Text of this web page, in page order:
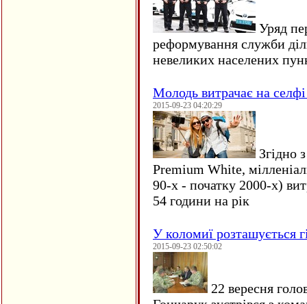
Уряд
реформування служби
невеликих населених
Молодь витрачає на
2015-09-23 04:20:29
Згідно
Premium White,
90-х - початку 2000-х)
54 години на рік
У коломиї розташується
2015-09-23 02:50:02
22 вересня